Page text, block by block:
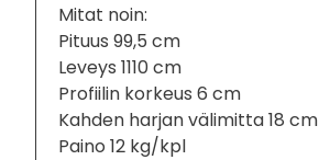
Mitat noin:
Pituus 99,5 cm
Leveys 1110 cm
Profiilin korkeus 6 cm
Kahden harjan välimitta 18 cm
Paino 12 kg/kpl